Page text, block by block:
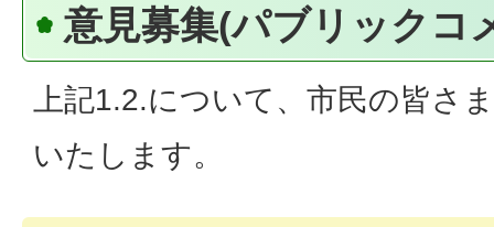
意見募集(パブリックコ
上記1.2.について、市民の皆さ
いたします。